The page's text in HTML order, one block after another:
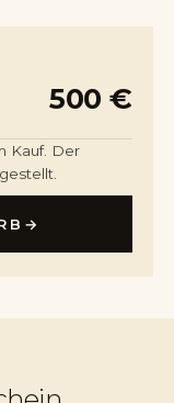
500 €
Kauf. Der
→